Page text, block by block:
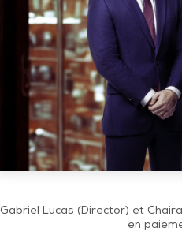
Gabriel Lucas (Director) et
en